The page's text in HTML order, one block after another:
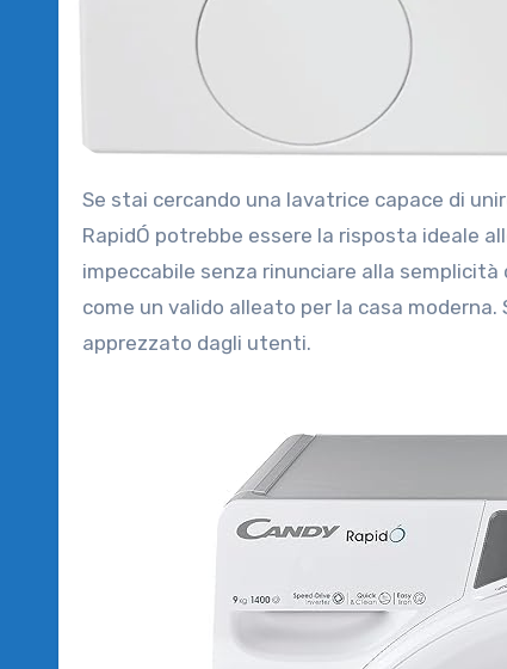
Se stai cercando una lavatrice capace di unire praticità, tecnologia avanzata e risparmio di tempo, la Candy
RapidÓ potrebbe essere la risposta ideale
impeccabile senza rinunciare alla
come un valido alleato per la casa
apprezzato dagli utenti.